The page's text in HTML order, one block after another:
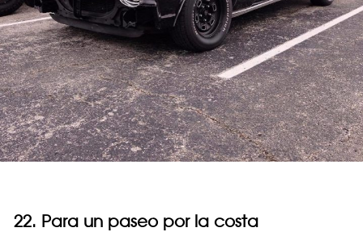
22. Para un paseo por la costa